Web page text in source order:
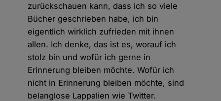
zurückschauen kann, dass ich so viele
Bücher geschrieben habe, ich bin
eigentlich wirklich zufrieden mit ihnen
allen. Ich denke, das ist es, worauf ich
stolz bin und wofür ich gerne in
Erinnerung bleiben möchte. Wofür ich
nicht in Erinnerung bleiben möchte, sind
belanglose Lappalien wie Twitter.